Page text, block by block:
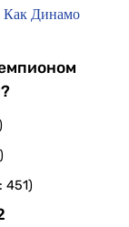
Как Динамо
451)